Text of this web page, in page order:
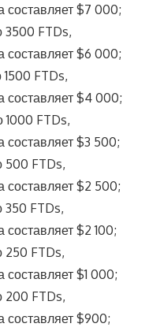
$7 000;
FTDs,
$6 000;
FTDs,
$4 000;
FTDs,
$3 500;
FTDs,
$2 500;
FTDs,
$2 100;
FTDs,
$1 000;
FTDs,
$900;